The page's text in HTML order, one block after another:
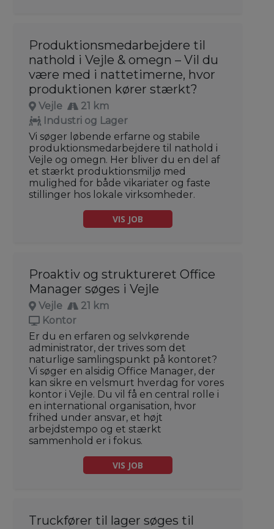
Produktionsmedarbejdere til
nathold i Vejle & omegn – Vil du
være med i nattetimerne, hvor
produktionen kører stærkt?
Vejle
21 km
Industri og Lager
Vi søger løbende erfarne og stabile
produktionsmedarbejdere til nathold i
Vejle og omegn. Her bliver du en del af
et stærkt produktionsmiljø med
mulighed for både vikariater og faste
stillinger hos lokale virksomheder.
VIS JOB
Proaktiv og struktureret Office
Manager søges i Vejle
Vejle
21 km
Kontor
Er du en erfaren og selvkørende
administrator, der trives som det
naturlige samlingspunkt på kontoret?
Vi søger en alsidig Office Manager, der
kan sikre en velsmurt hverdag for vores
kontor i Vejle. Du vil få en central rolle i
en international organisation, hvor
frihed under ansvar, et højt
arbejdstempo og et stærkt
sammenhold er i fokus.
VIS JOB
Truckfører til lager søges til